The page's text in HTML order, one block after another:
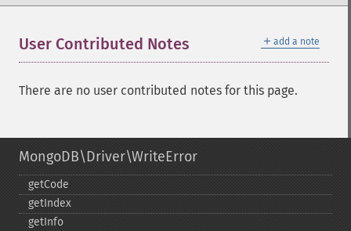
＋ add a note
User Contributed Notes
There are no user contributed notes for this page.
MongoDB\Driver\WriteError
getCode
getIndex
getInfo